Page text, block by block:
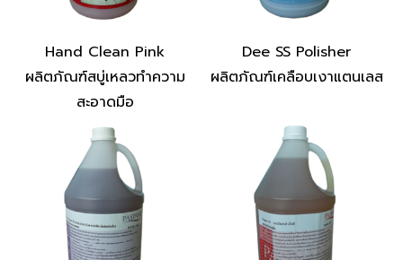
Hand Clean Pink
ผลิตภัณฑ์สบู่เหลวทำความ
สะอาดมือ
Dee SS Polisher
ผลิตภัณฑ์เคลือบเงาแตนเลส